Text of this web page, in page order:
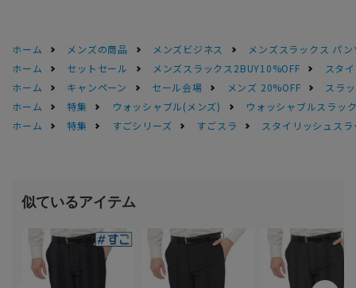
ホーム メンズの商品 メンズビジネス
メンズスラックス パン
ホーム
セットセール メンズスラックス2BUY10%OFF
スタ
ホーム
キャンペーン セール会場 メンズ 20%OFF
スラ
ホーム
特集 ウォッシャブル(メンズ)
ウォッシャブルスラッ
ホーム
特集 すごシリーズ すごスラ スタイリッシュス